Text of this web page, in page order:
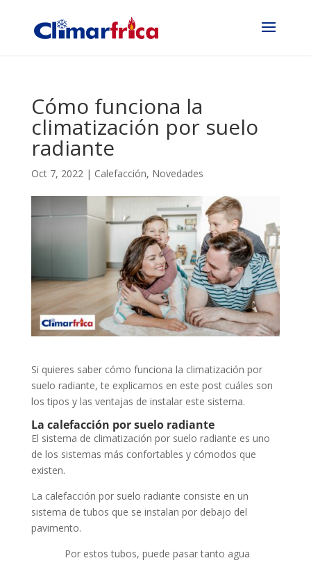
Cómo funciona la
climatización por suelo
radiante
Oct 7, 2022| Calefacción, Novedades
Si quieres saber cómo funciona la climatización por
suelo radiante, te explicamos en este post cuáles son
los tipos y las ventajas de instalar este sistema.
La calefacción por suelo radiante
El sistema de climatización por suelo radiante es uno
de los sistemas más confortables y cómodos que
existen.
La calefacción por suelo radiante consiste en un
sistema de tubos que se instalan por debajo del
pavimento.
Por estos tubos, puede pasar tanto agua